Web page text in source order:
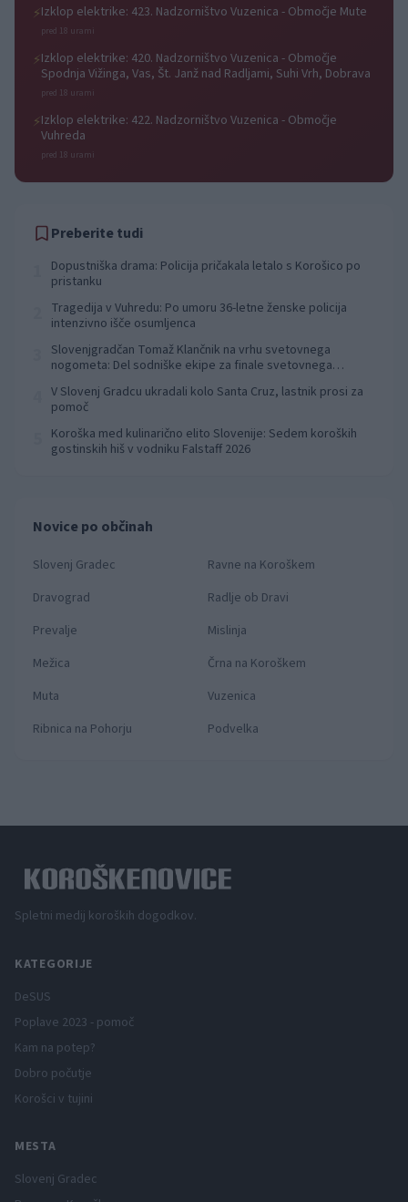
⚡Izklop elektrike: 423. Nadzorništvo Vuzenica - Območje Mute
pred 18 urami
⚡Izklop elektrike: 420. Nadzorništvo Vuzenica - Območje
Spodnja Vižinga, Vas, Št. Janž nad Radljami, Suhi Vrh, Dobrava
pred 18 urami
⚡Izklop elektrike: 422. Nadzorništvo Vuzenica - Območje
Vuhreda
pred 18 urami
Preberite tudi
Dopustniška drama: Policija pričakala letalo s Korošico po
pristanku
Tragedija v Vuhredu: Po umoru 36-letne ženske policija
intenzivno išče osumljenca
Slovenjgradčan Tomaž Klančnik na vrhu svetovnega
nogometa: Del sodniške ekipe za finale svetovnega
V Slovenj Gradcu ukradali kolo Santa Cruz, lastnik prosi za
pomoč
Koroška med kulinarično elito Slovenije: Sedem koroških
gostinskih hiš v vodniku Falstaff 2026
Novice po občinah
Slovenj Gradec
Ravne na Koroškem
Dravograd
Radlje ob Dravi
Prevalje
Mislinja
Mežica
Črna na Koroškem
Muta
Vuzenica
Ribnica na Pohorju
Podvelka
Spletni medij koroških dogodkov.
KATEGORIJE
DeSUS
Poplave 2023 - pomoč
Kam na potep?
Dobro počutje
Korošci v tujini
MESTA
Slovenj Gradec